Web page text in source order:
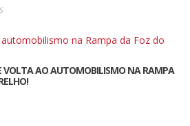
VOLTA AO AUTOMOBILISMO NA RAMPA